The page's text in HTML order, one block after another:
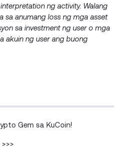
ng activity. Walang
sa anumang loss ng mga asset
sa investment ng user o mga
akuin ng user ang buong
Gem sa KuCoin!
>>>